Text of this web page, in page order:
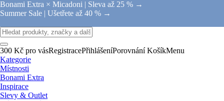
Bonami Extra × Micadoni | Sleva až 25 % →
Summer Sale | Ušetřete až 40 % →
300 Kč pro vásRegistracePřihlášeníPorovnání KošíkMenu
Kategorie
Místnosti
Bonami Extra
Inspirace
Slevy & Outlet